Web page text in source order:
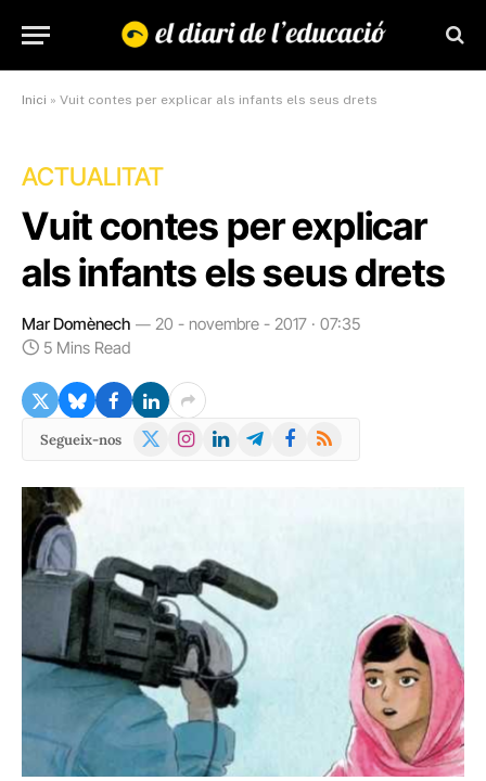
Inici » Vuit contes per explicar als infants els seus drets
ACTUALITAT
Vuit contes per explicar
als infants els seus drets
Mar Domènech
20 - novembre - 2017 · 07:35
5 Mins Read
Segueix-nos
X
Instagram
LinkedInTelegramFacebook
RSS